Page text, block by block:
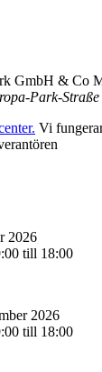
GmbH & Co
Park-
Vi
2026
till 18:00
2026
till 18:00